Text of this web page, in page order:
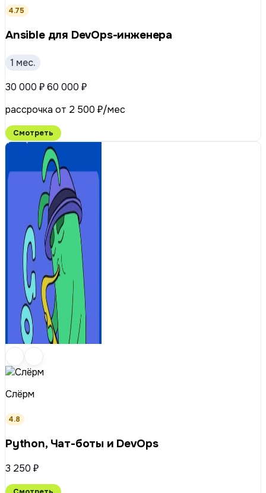
4.75
Ansible для DevOps-инженера
1 мес.
30 000 ₽60 000 ₽
рассрочка от 2 500 ₽/мес
Смотреть
Слёрм
4.8
Python, Чат-боты и DevOps
3 250 ₽